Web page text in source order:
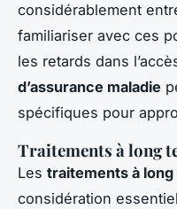
considérablement
familiariser avec ces
les retards dans
d’assurance maladie
spécifiques pour
Traitements à long
Les traitements à
considération